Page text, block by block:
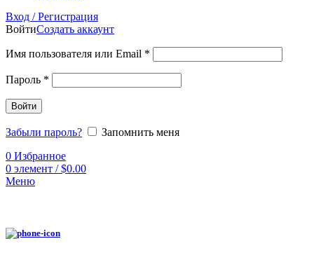
Вход / Регистрация
ВойтиСоздать аккаунт
Имя пользователя или Email *
Пароль *
Войти
Забыли пароль?
Запомнить меня
0 Избранное
0 элемент / $0.00
Меню